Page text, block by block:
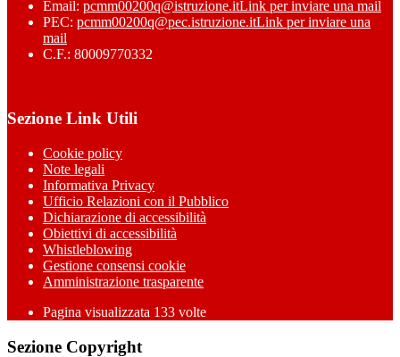
Email: pcmm00200q@istruzione.itLink per inviare una mail
PEC: pcmm00200q@pec.istruzione.itLink per inviare una
mail
C.F.: 80009770332
Sezione Link Utili
Cookie policy
Note legali
Informativa Privacy
Ufficio Relazioni con il Pubblico
Dichiarazione di accessibilità
Obiettivi di accessibilità
Whistleblowing
Gestione consensi cookie
Amministrazione trasparente
Pagina visualizzata 133 volte
Sezione Copyright